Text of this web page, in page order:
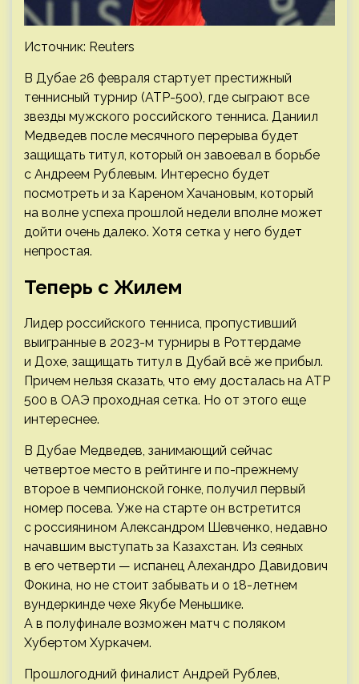
Источник: Reuters
В Дубае 26 февраля стартует престижный
теннисный турнир (ATP-500), где сыграют все
звезды мужского российского тенниса. Даниил
Медведев после месячного перерыва будет
защищать титул, который он завоевал в борьбе
с Андреем Рублевым. Интересно будет
посмотреть и за Кареном Хачановым, который
на волне успеха прошлой недели вполне может
дойти очень далеко. Хотя сетка у него будет
непростая.
Теперь с Жилем
Лидер российского тенниса, пропустивший
выигранные в 2023-м турниры в Роттердаме
и Дохе, защищать титул в Дубай всё же прибыл.
Причем нельзя сказать, что ему досталась на ATP
500 в ОАЭ проходная сетка. Но от этого еще
интереснее.
В Дубае Медведев, занимающий сейчас
четвертое место в рейтинге и по-прежнему
второе в чемпионской гонке, получил первый
номер посева. Уже на старте он встретится
с россиянином Александром Шевченко, недавно
начавшим выступать за Казахстан. Из сеяных
в его четверти — испанец Алехандро Давидович
Фокина, но не стоит забывать и о 18-летнем
вундеркинде чехе Якубе Меньшике.
А в полуфинале возможен матч с поляком
Хубертом Хуркачем.
Прошлогодний финалист Андрей Рублев,